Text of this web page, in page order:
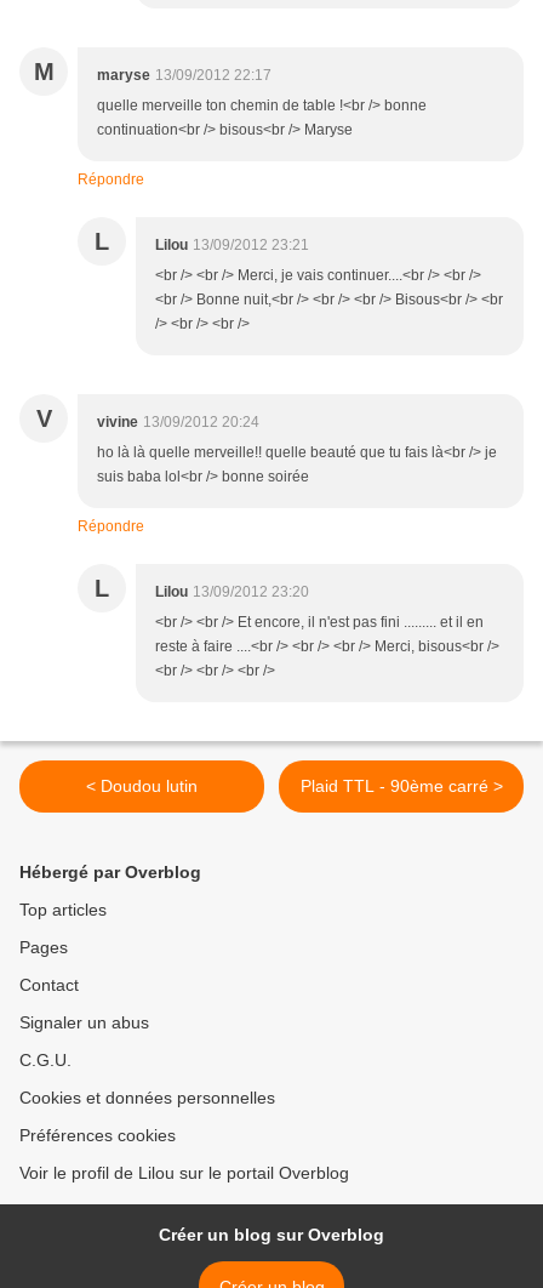
M maryse 13/09/2012 22:17
quelle merveille ton chemin de table !<br /> bonne
continuation<br /> bisous<br /> Maryse
Répondre
L Lilou 13/09/2012 23:21
<br /> <br /> Merci, je vais continuer....<br /> <br />
<br /> Bonne nuit,<br /> <br /> <br /> Bisous<br /> <br
/> <br /> <br />
V vivine 13/09/2012 20:24
ho là là quelle merveille!! quelle beauté que tu fais là<br /> je
suis baba lol<br /> bonne soirée
Répondre
L Lilou 13/09/2012 23:20
<br /> <br /> Et encore, il n'est pas fini ......... et il en
reste à faire ....<br /> <br /> <br /> Merci, bisous<br />
<br /> <br /> <br />
< Doudou lutin Plaid TTL - 90ème carré >
Hébergé par Overblog
Top articles
Pages
Contact
Signaler un abus
C.G.U.
Cookies et données personnelles
Préférences cookies
Voir le profil de Lilou sur le portail Overblog
Créer un blog sur Overblog